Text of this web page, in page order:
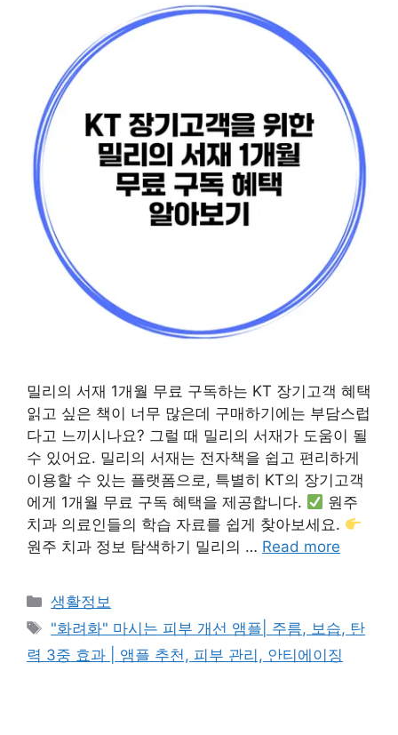
밀리의 서재 1개월 무료 구독하는 KT 장기고객 혜택
읽고 싶은 책이 너무 많은데 구매하기에는 부담스럽
다고 느끼시나요? 그럴 때 밀리의 서재가 도움이 될
수 있어요. 밀리의 서재는 전자책을 쉽고 편리하게
이용할 수 있는 플랫폼으로, 특별히 KT의 장기고객
에게 1개월 무료 구독 혜택을 제공합니다.
원주
치과 의료인들의 학습 자료를 쉽게 찾아보세요.
원주 치과 정보 탐색하기 밀리의 … Read more
Categories
생활정보
Tags
"화려화" 마시는 피부 개선 앰플| 주름, 보습, 탄
력 3중 효과 | 앰플 추천, 피부 관리, 안티에이징